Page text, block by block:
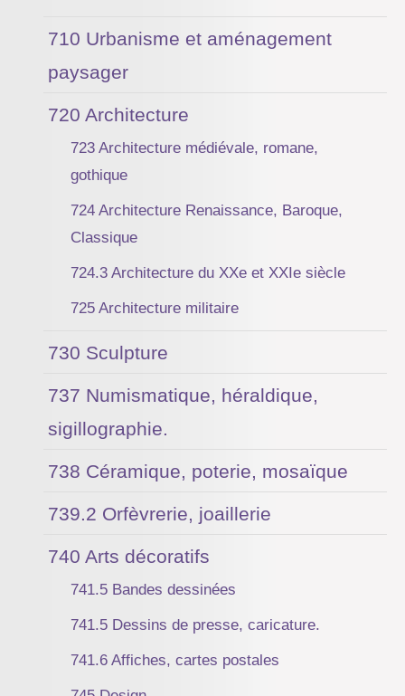
710 Urbanisme et aménagement
paysager
720 Architecture
723 Architecture médiévale, romane,
gothique
724 Architecture Renaissance, Baroque,
Classique
724.3 Architecture du XXe et XXIe siècle
725 Architecture militaire
730 Sculpture
737 Numismatique, héraldique,
sigillographie.
738 Céramique, poterie, mosaïque
739.2 Orfèvrerie, joaillerie
740 Arts décoratifs
741.5 Bandes dessinées
741.5 Dessins de presse, caricature.
741.6 Affiches, cartes postales